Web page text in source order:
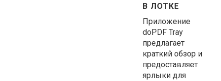
В ЛОТКЕ
Приложение
doPDF Tray
предлагает
краткий обзор и
предоставляет
ярлыки для